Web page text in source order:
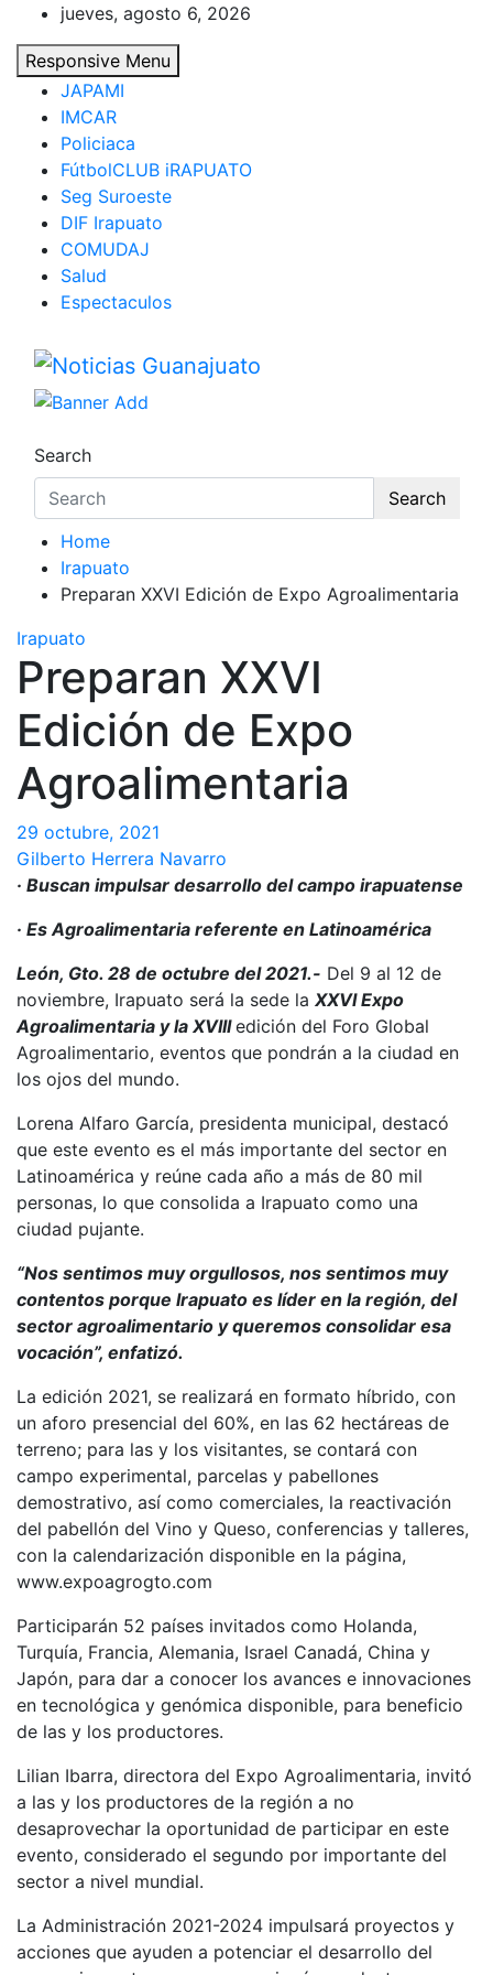
content
jueves, agosto 6, 2026
Responsive Menu
JAPAMI
IMCAR
Policiaca
FútbolCLUB iRAPUATO
Seg Suroeste
DIF Irapuato
COMUDAJ
Salud
Espectaculos
Noticias Guanajuato
Search
Search
Home
Irapuato
Preparan XXVI Edición de Expo Agroalimentaria
Irapuato
Preparan XXVI
Edición de Expo
Agroalimentaria
29 octubre, 2021
Gilberto Herrera Navarro
· Buscan impulsar desarrollo del campo irapuatense
· Es Agroalimentaria referente en Latinoamérica
León, Gto. 28 de octubre del 2021.- Del 9 al 12 de
noviembre, Irapuato será la sede la XXVI Expo
Agroalimentaria y la XVIIIedición del Foro Global
Agroalimentario, eventos que pondrán a la ciudad en
los ojos del mundo.
Lorena Alfaro García, presidenta municipal, destacó
que este evento es el más importante del sector en
Latinoamérica y reúne cada año a más de 80 mil
personas, lo que consolida a Irapuato como una
ciudad pujante.
“Nos sentimos muy orgullosos, nos sentimos muy
contentos porque Irapuato es líder en la región, del
sector agroalimentario y queremos consolidar esa
vocación”, enfatizó.
La edición 2021, se realizará en formato híbrido, con
un aforo presencial del 60%, en las 62 hectáreas de
terreno; para las y los visitantes, se contará con
campo experimental, parcelas y pabellones
demostrativo, así como comerciales, la reactivación
del pabellón del Vino y Queso, conferencias y talleres,
con la calendarización disponible en la página,
www.expoagrogto.com
Participarán 52 países invitados como Holanda,
Turquía, Francia, Alemania, Israel Canadá, China y
Japón, para dar a conocer los avances e innovaciones
en tecnológica y genómica disponible, para beneficio
de las y los productores.
Lilian Ibarra, directora del Expo Agroalimentaria, invitó
a las y los productores de la región a no
desaprovechar la oportunidad de participar en este
evento, considerado el segundo por importante del
sector a nivel mundial.
La Administración 2021-2024 impulsará proyectos y
acciones que ayuden a potenciar el desarrollo del